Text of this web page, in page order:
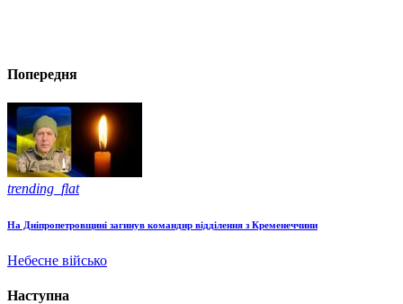
Попередня
trending_flat
На Дніпропетровщині загинув командир відділення з Кременеччини
Небесне військо
Наступна